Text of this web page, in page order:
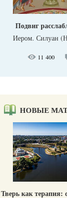
Подвиг
Иером. Силуан
11 400
НОВЫЕ
Тверь как терапия: